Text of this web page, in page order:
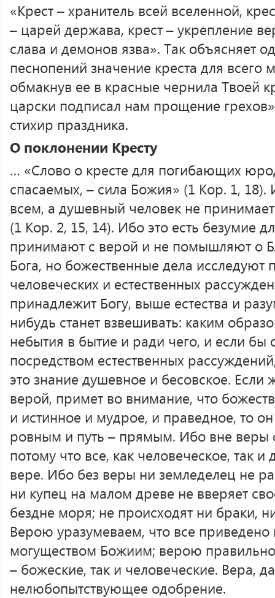
«Крест – хранитель всей вселенной,
– царей держава, крест – укрепление
слава и демонов язва». Так объясняет
песнопений значение креста для всего
обмакнув ее в красные чернила Твоей
царски подписал нам прощение
стихир праздника.
О поклонении Кресту
… «Слово о кресте для погибающих
спасаемых, – сила Божия» (1 Кор. 1, 18).
всем, а душевный человек не
(1 Кор. 2, 15, 14). Ибо это есть безумие
принимают с верой и не помышляют о
Бога, но божественные дела исследуют
человеческих и естественных
принадлежит Богу, выше естества и
нибудь станет взвешивать: каким
небытия в бытие и ради чего, и если бы
посредством естественных
это знание душевное и бесовское. Если
верой, примет во внимание, что
и истинное и мудрое, и праведное, то
ровным и путь – прямым. Ибо вне веры
потому что все, как человеческое, так
вере. Ибо без веры ни земледелец не
ни купец на малом древе не вверяет
бездне моря; не происходят ни браки,
Верою уразумеваем, что все приведено
могуществом Божиим; верою
– божеские, так и человеческие. Вера,
нелюбопытствующее одобрение.